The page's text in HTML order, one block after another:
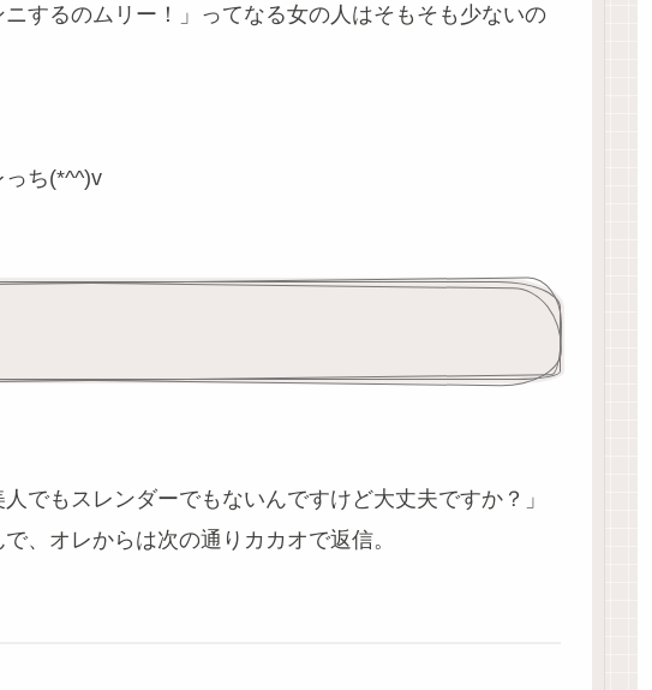
するのムリー！」ってなる女の人はそもそも少ないの
ち(*^^)v
でもスレンダーでもないんですけど大丈夫ですか？」
、オレからは次の通りカカオで返信。